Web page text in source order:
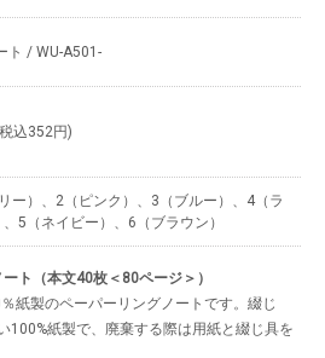
ト / WU-A501-
込352円)
ー）、2（ピンク）、3（ブルー）、4（ラ
5（ネイビー）、6（ブラウン）
ト（本文40枚＜80ページ＞）
紙製のペーパーリングノートです。綴じ
100%紙製で、廃棄する際は用紙と綴じ具を